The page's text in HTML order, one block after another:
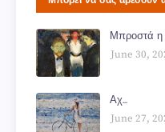
Μπροστά η
June 30,
Αχ...
June 27,